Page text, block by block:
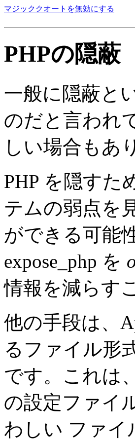
マジッククオートを無効にする
PHPの隠蔽
一般に隠蔽と
のだと言われ
しい場合もあ
PHP を隠すた
テムの弱点を
ができる可能
expose_php を
情報を減らす
他の手段は、
るファイル形
です。これは
の設定ファイ
わしい ファイ